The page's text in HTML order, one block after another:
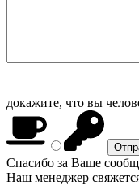
докажите, что вы
Спасибо за Ваше
Наш менеджер